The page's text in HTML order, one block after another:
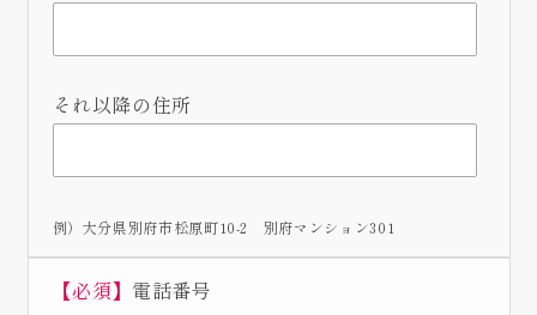
それ以降の住所
例）大分県別府市松原町10-2 別府マンション301
【必須】 電話番号